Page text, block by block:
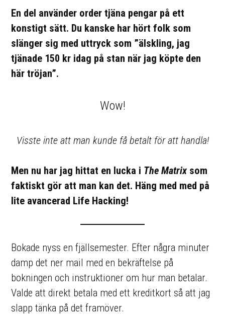
En del använder order tjäna pengar på ett
konstigt sätt. Du kanske har hört folk som
slänger sig med uttryck som ”älskling, jag
tjänade 150 kr idag på stan när jag köpte den
här tröjan”.
Wow!
Visste inte att man kunde få betalt för att handla!
Men nu har jag hittat en lucka i The Matrixsom
faktiskt gör att man kan det. Häng med med på
lite avancerad Life Hacking!
Bokade nyss en fjällsemester. Efter några minuter
damp det ner mail med en bekräftelse på
bokningen och instruktioner om hur man betalar.
Valde att direkt betala med ett kreditkort så att jag
slapp tänka på det framöver.